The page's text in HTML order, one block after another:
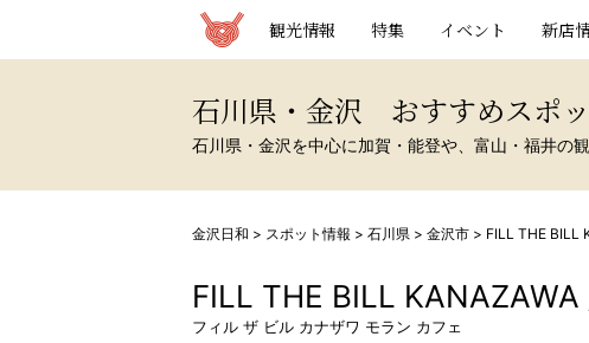
観光情報 特集 イベント 新店
石川県・金沢 おすすめスポ
石川県・金沢を中心に加賀・能登や、富山・福井の
金沢日和 > スポット情報 > 石川県 > 金沢市 > FILL THE BILL
FILL THE BILL
フィル ザ ビル カナザワ モラン カフェ